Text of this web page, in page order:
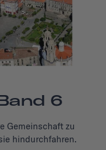
6
Gemeinschaft zu
hindurchfahren.